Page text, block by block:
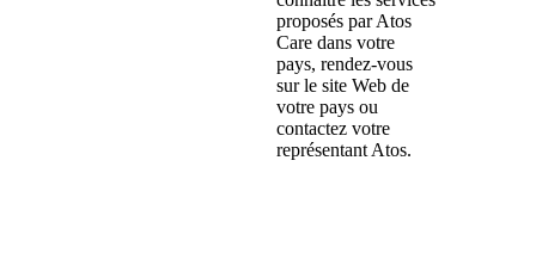
proposés par Atos
Care dans votre
pays, rendez-vous
sur le site Web de
votre pays ou
contactez votre
représentant Atos.